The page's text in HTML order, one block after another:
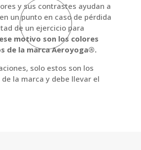
y sus contrastes ayudan a
un punto en caso de pérdida
de un ejercicio para
motivo son los colores
de la marca Aeroyoga®.
solo estos son los
la marca y debe llevar el